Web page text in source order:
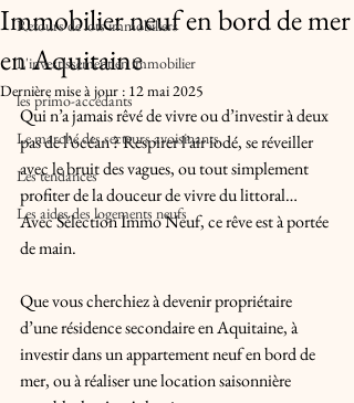
Retours de lots immobiliers
L'investissement en immobilier
les primo-accédants
Le marché des secteurs avoisinants
Les tendances
Les aides des logements neufs
Immobilier neuf en bord de mer
en Aquitaine
Dernière mise à jour : 12 mai 2025
Qui n’a jamais rêvé de vivre ou d’investir à deux
pas de l’océan ? Respirer l’air iodé, se réveiller
avec le bruit des vagues, ou tout simplement
profiter de la douceur de vivre du littoral…
Avec Sélection Immo Neuf, ce rêve est à portée
de main.
Que vous cherchiez à devenir propriétaire
d’une résidence secondaire en Aquitaine, à
investir dans un appartement neuf en bord de
mer, ou à réaliser une location saisonnière